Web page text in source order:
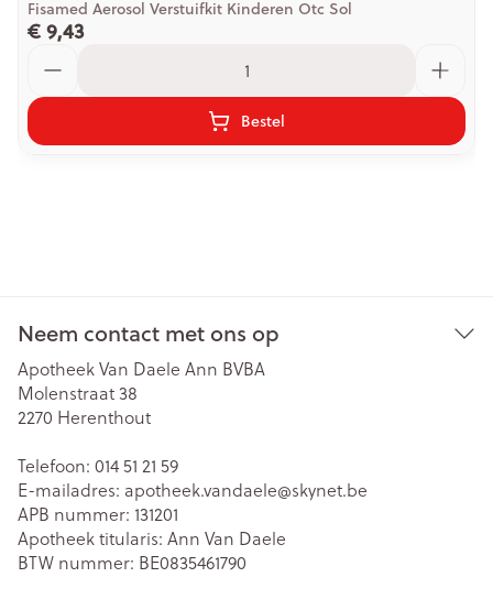
Fisamed Aerosol Verstuifkit Kinderen Otc Sol
€ 9,43
Bestel
Neem contact met ons op
Apotheek Van Daele Ann BVBA
Molenstraat 38
2270 Herenthout
Telefoon: 014 51 21 59
E-mailadres: apotheek.vandaele@skynet.be
APB nummer: 131201
Apotheek titularis: Ann Van Daele
BTW nummer: BE0835461790